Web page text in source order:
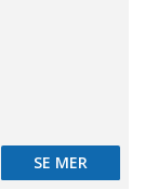
SE MER
SE MER